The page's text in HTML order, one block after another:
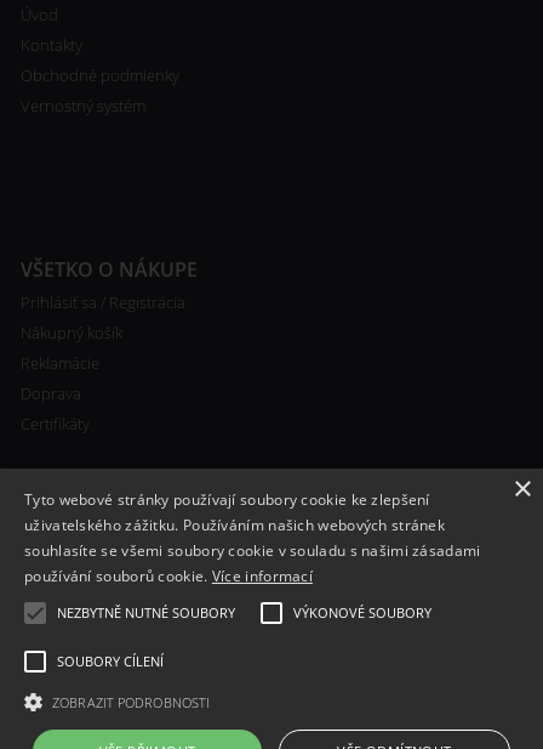
Úvod
Kontakty
Obchodné podmienky
Vernostný systém
VŠETKO O NÁKUPE
Prihlásiť sa / Registrácia
Nákupný košík
Reklamácie
Doprava
Certifikáty
RYCHLÝ KONTAKT
+420 608 138 367
info@bomba-cig.sk
×
Tyto webové stránky používají soubory cookie ke zlepšení
uživatelského zážitku. Používáním našich webových stránek
souhlasíte se všemi soubory cookie v souladu s našimi zásadami
používání souborů cookie. Více informací
NEZBYTNĚ NUTNÉ SOUBORY VÝKONOVÉ SOUBORY
SOUBORY CÍLENÍ
ZOBRAZIT PODROBNOSTI